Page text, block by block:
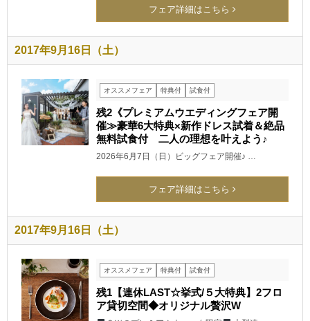
フェア詳細はこちら
2017年9月16日（土）
オススメフェア 特典付 試食付
残2《プレミアムウエディングフェア開
催≫豪華6大特典×新作ドレス試着＆絶品
無料試食付 二人の理想を叶えよう♪
2026年6月7日（日）ビッグフェア開催♪ …
フェア詳細はこちら
2017年9月16日（土）
オススメフェア 特典付 試食付
残1【連休LAST☆挙式/５大特典】2フロ
ア貸切空間◆オリジナル贅沢W